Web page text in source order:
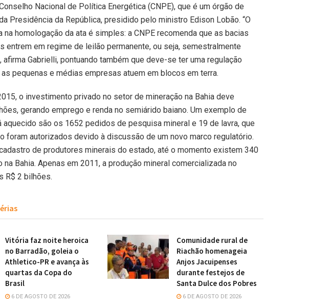
Nacional de Política Energética (CNPE), que é um órgão de
Presidência da República, presidido pelo ministro Edison Lobão. “O
na homologação da ata é simples: a CNPE recomenda que as bacias
entrem em regime de leilão permanente, ou seja, semestralmente
afirma Gabrielli, pontuando também que deve-se ter uma regulação
pequenas e médias empresas atuem em blocos em terra.
o investimento privado no setor de mineração na Bahia deve
gerando emprego e renda no semiárido baiano. Um exemplo de
são os 1652 pedidos de pesquisa mineral e 19 de lavra, que
foram autorizados devido à discussão de um novo marco regulatório.
de produtores minerais do estado, até o momento existem 340
na Bahia. Apenas em 2011, a produção mineral comercializada no
R$ 2 bilhões.
Vitória faz noite heroica
no Barradão, goleia o
Athletico-PR e avança às
quartas da Copa do
Brasil
6 DE AGOSTO DE 2026
Comunidade rural de
Riachão homenageia
Anjos Jacuipenses
durante festejos de
Santa Dulce dos Pobres
6 DE AGOSTO DE 2026